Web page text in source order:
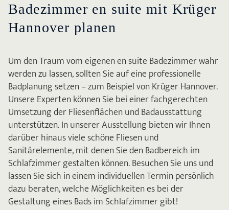
Badezimmer en suite mit Krüger
Hannover planen
Um den Traum vom eigenen en suite Badezimmer wahr
werden zu lassen, sollten Sie auf eine professionelle
Badplanung setzen – zum Beispiel von Krüger Hannover.
Unsere Experten können Sie bei einer fachgerechten
Umsetzung der Fliesenflächen und Badausstattung
unterstützen. In unserer Ausstellung bieten wir Ihnen
darüber hinaus viele schöne Fliesen und
Sanitärelemente, mit denen Sie den Badbereich im
Schlafzimmer gestalten können. Besuchen Sie uns und
lassen Sie sich in einem individuellen Termin persönlich
dazu beraten, welche Möglichkeiten es bei der
Gestaltung eines Bads im Schlafzimmer gibt!